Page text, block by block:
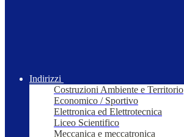
Indirizzi
Costruzioni Ambiente e Territorio
Economico / Sportivo
Elettronica ed Elettrotecnica
Liceo Scientifico
Meccanica e meccatronica